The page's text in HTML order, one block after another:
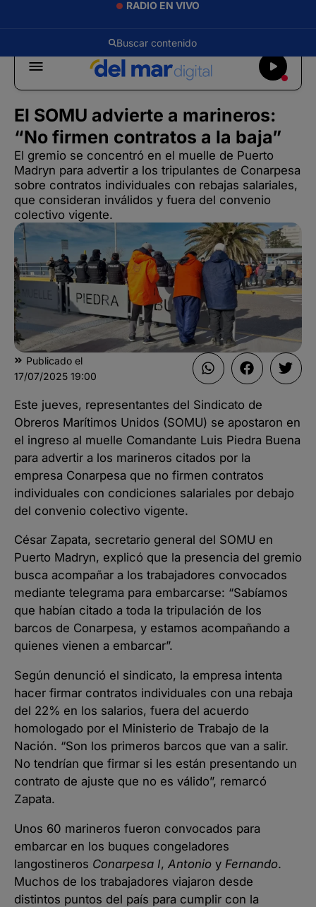
RADIO EN VIVO
El SOMU advierte a marineros:
“No firmen contratos a la baja”
El gremio se concentró en el muelle de Puerto
Madryn para advertir a los tripulantes de Conarpesa
sobre contratos individuales con rebajas salariales,
que consideran inválidos y fuera del convenio
colectivo vigente.
Publicado el
17/07/2025 19:00
Este jueves, representantes del Sindicato de
Obreros Marítimos Unidos (SOMU) se apostaron en
el ingreso al muelle Comandante Luis Piedra Buena
para advertir a los marineros citados por la
empresa Conarpesa que no firmen contratos
individuales con condiciones salariales por debajo
del convenio colectivo vigente.
César Zapata, secretario general del SOMU en
Puerto Madryn, explicó que la presencia del gremio
busca acompañar a los trabajadores convocados
mediante telegrama para embarcarse: “Sabíamos
que habían citado a toda la tripulación de los
barcos de Conarpesa, y estamos acompañando a
quienes vienen a embarcar”.
Según denunció el sindicato, la empresa intenta
hacer firmar contratos individuales con una rebaja
del 22% en los salarios, fuera del acuerdo
homologado por el Ministerio de Trabajo de la
Nación. “Son los primeros barcos que van a salir.
No tendrían que firmar si les están presentando un
contrato de ajuste que no es válido”, remarcó
Zapata.
Unos 60 marineros fueron convocados para
embarcar en los buques congeladores
langostineros Conarpesa I, Antonio y Fernando.
Muchos de los trabajadores viajaron desde
distintos puntos del país para cumplir con la